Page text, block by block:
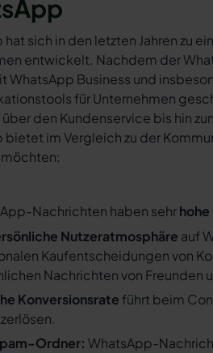
hat sich in den letzten Jahren zu
entwickelt. Nachdem der
WhatsApp Business und
für Unternehmen
den Kundenservice bis hin
im Vergleich zu der
Nachrichten haben sehr
Nutzeratmosphäre auf
Kaufentscheidungen von
Nachrichten von
Konversionsrate führt beim
Ordner: WhatsApp-